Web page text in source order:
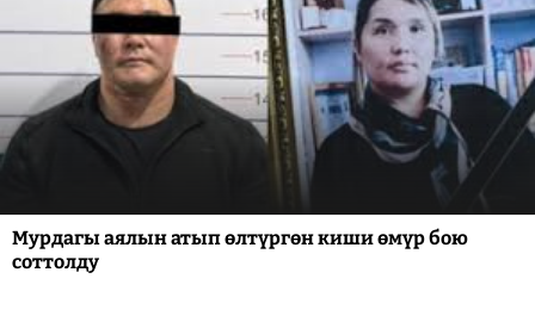
Мурдагы аялын атып өлтүргөн киши өмүр бою
соттолду